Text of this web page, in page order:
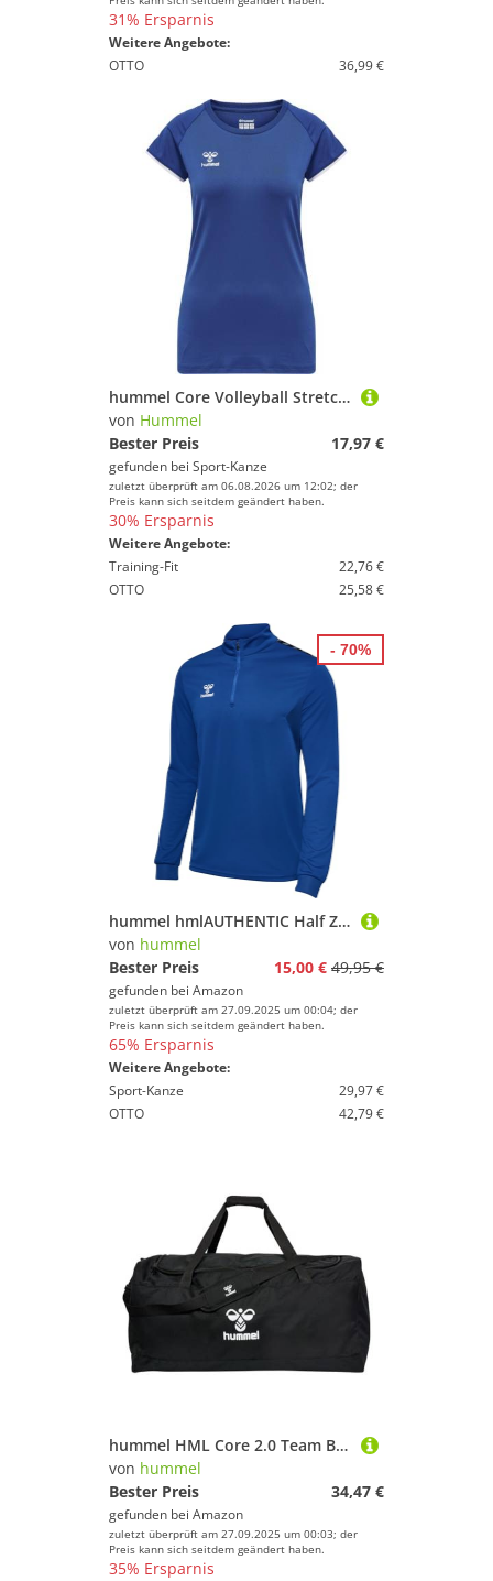
31% Ersparnis
Weitere Angebote:
OTTO
36,99 €
hummel Core Volleyball Stretch Trikot Damen 213924 TRUE BLUE S
von Hummel
Bester Preis
17,97 €
gefunden bei Sport-Kanze
zuletzt überprüft am 06.08.2026 um 12:02; der
Preis kann sich seitdem geändert haben.
30% Ersparnis
Weitere Angebote:
Training-Fit
22,76 €
OTTO
25,58 €
hummel hmlAUTHENTIC Half Zip Sweat
von hummel
Bester Preis
15,00 € 49,95 €
gefunden bei Amazon
zuletzt überprüft am 27.09.2025 um 00:04; der
Preis kann sich seitdem geändert haben.
65% Ersparnis
Weitere Angebote:
Sport-Kanze
29,97 €
OTTO
42,79 €
- 70%
hummel HML Core 2.0 Team Bag Black
von hummel
Bester Preis
34,47 €
gefunden bei Amazon
zuletzt überprüft am 27.09.2025 um 00:03; der
Preis kann sich seitdem geändert haben.
35% Ersparnis